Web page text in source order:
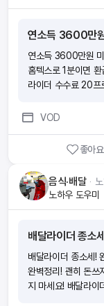
연소득 3600만원
홈텍스로 1분이면
라이더 수수료 20프
요 없습니다. 홈텍스
이면 환급받을 수 있
VOD
좋아요
음식·배달ᆞ
노하우 도우미
배달라이더 종소
배달라이더 종소세!
완벽정리! 괜히 돈쓰
지 마세요! 배달라이